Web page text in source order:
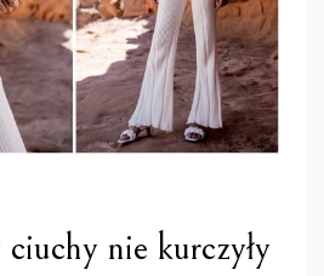
nie kurczyły